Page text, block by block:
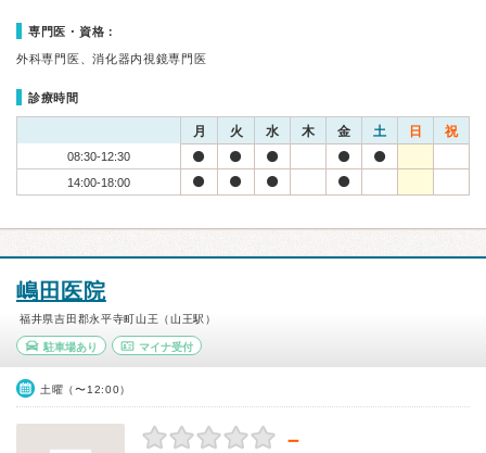
専門医・資格：
外科専門医、消化器内視鏡専門医
診療時間
月 火 水 木 金 土 日 祝
08:30-12:30
14:00-18:00
嶋田医院
福井県吉田郡永平寺町山王（山王駅）
駐車場あり マイナ受付
土曜（〜12:00）
－